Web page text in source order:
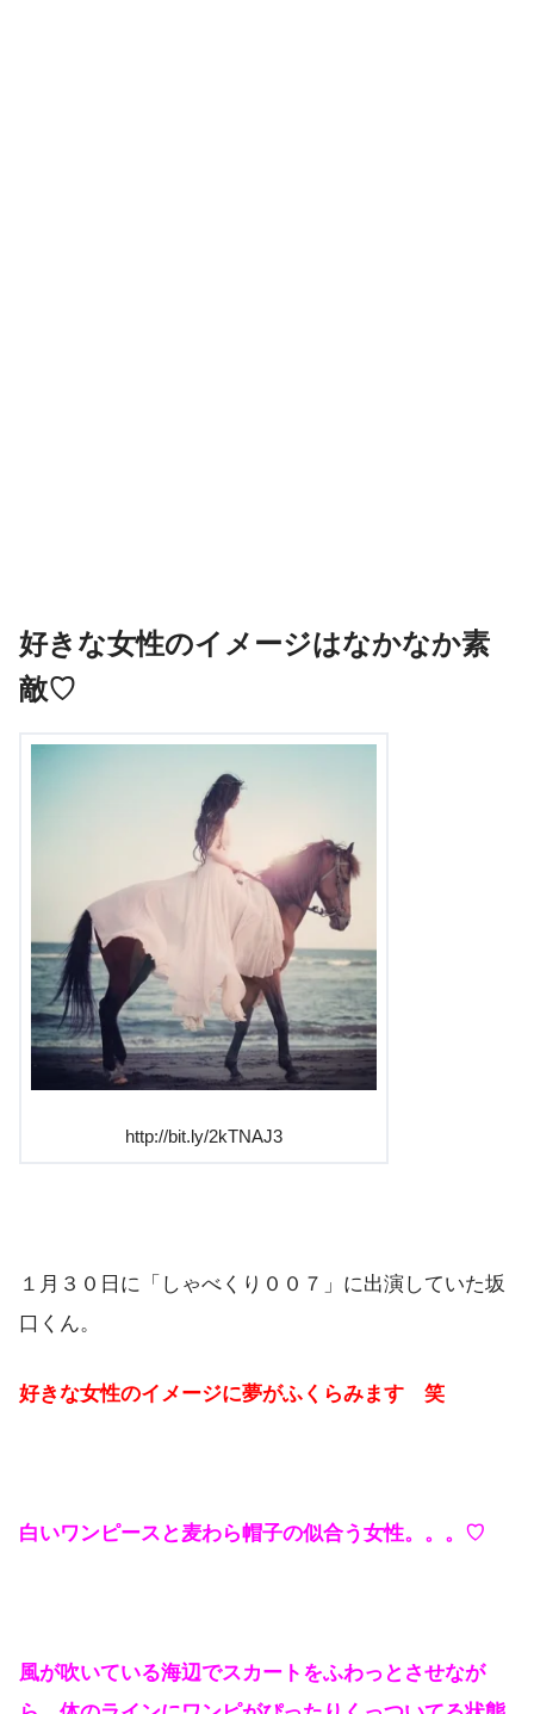
好きな女性のイメージはなかなか素
敵♡
http://bit.ly/2kTNAJ3
１月３０日に「しゃべくり００７」に出演していた坂
口くん。
好きな女性のイメージに夢がふくらみます 笑
白いワンピースと麦わら帽子の似合う女性。。。♡
風が吹いている海辺でスカートをふわっとさせなが